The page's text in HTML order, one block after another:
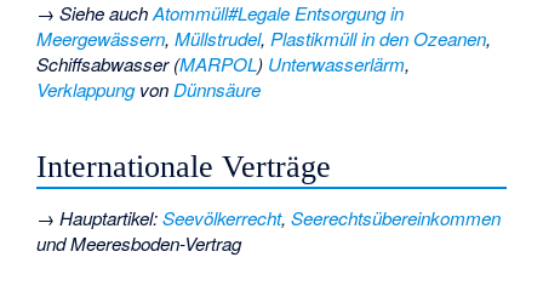
→ Siehe auchAtommüll#Legale Entsorgung in
Meergewässern,Müllstrudel, Plastikmüll in den Ozeanen,
Schiffsabwasser (MARPOL) Unterwasserlärm,
VerklappungvonDünnsäure
Internationale Verträge
→Hauptartikel:Seevölkerrecht,Seerechtsübereinkommen
undMeeresboden-Vertrag